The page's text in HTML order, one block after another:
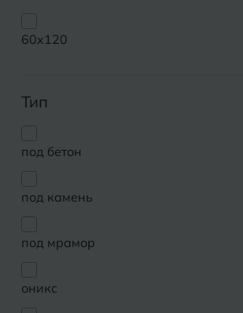
60x120
Тип
под бетон
под камень
под мрамор
оникс